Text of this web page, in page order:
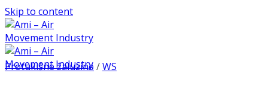
Skip to content
Protukišne žaluzine /WS